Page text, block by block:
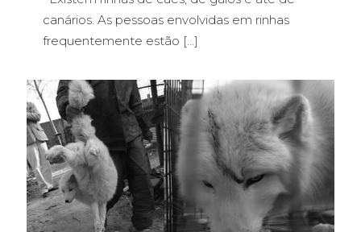
canários. As pessoas envolvidas em rinhas
frequentemente estão […]